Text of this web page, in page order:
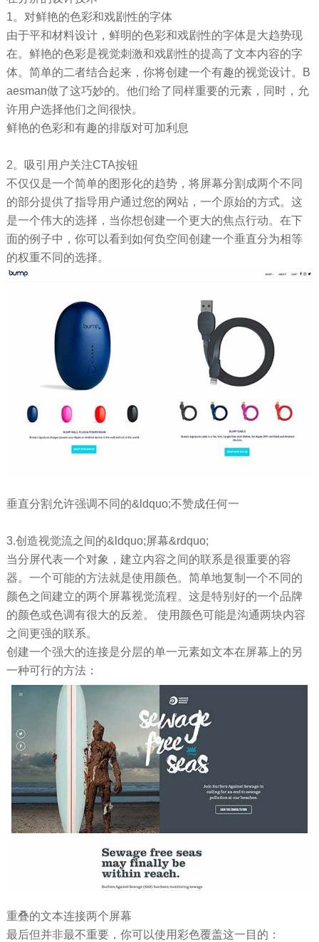
1。对鲜艳的色彩和戏剧性的字体
由于平和材料设计，鲜明的色彩和戏剧性的字体是大趋势现
在。鲜艳的色彩是视觉刺激和戏剧性的提高了文本内容的字
体。简单的二者结合起来，你将创建一个有趣的视觉设计。B
aesman做了这巧妙的。他们给了同样重要的元素，同时，允
许用户选择他们之间很快。
鲜艳的色彩和有趣的排版对可加利息
2。吸引用户关注CTA按钮
不仅仅是一个简单的图形化的趋势，将屏幕分割成两个不同
的部分提供了指导用户通过您的网站，一个原始的方式。这
是一个伟大的选择，当你想创建一个更大的焦点行动。在下
面的例子中，你可以看到如何负空间创建一个垂直分为相等
的权重不同的选择。
垂直分割允许强调不同的&ldquo;不赞成任何一
3.创造视觉流之间的&ldquo;屏幕&rdquo;
当分屏代表一个对象，建立内容之间的联系是很重要的容
器。一个可能的方法就是使用颜色。简单地复制一个不同的
颜色之间建立的两个屏幕视觉流程。这是特别好的一个品牌
的颜色或色调有很大的反差。 使用颜色可能是沟通两块内容
之间更强的联系。
创建一个强大的连接是分层的单一元素如文本在屏幕上的另
一种可行的方法：
重叠的文本连接两个屏幕
最后但并非最不重要，你可以使用彩色覆盖这一目的：